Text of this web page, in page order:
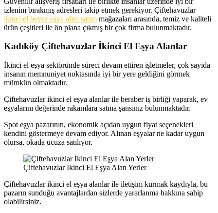
izlenim bırakmış adresleri takip etmek gerekiyor. Çiftehavuzlar
ikinci el beyaz eşya alım satım mağazaları arasında, temiz ve kaliteli
ürün çeşitleri ile ön plana çıkmış bir çok firma bulunmaktadır.
Kadıköy Çiftehavuzlar İkinci El Eşya Alanlar
İkinci el eşya sektöründe süreci devam ettiren işletmeler, çok sayıda
insanın memnuniyet noktasında iyi bir yere geldiğini görmek
mümkün olmaktadır.
Çiftehavuzlar ikinci el eşya alanlar ile beraber iş birliği yaparak, ev
eşyalarını değerinde rakamlara satma şansınız bulunmaktadır.
Spot eşya pazarının, ekonomik açıdan uygun fiyat seçenekleri
kendini göstermeye devam ediyor. Alınan eşyalar ne kadar uygun
olursa, okada ucuza satılıyor.
Çiftehavuzlar İkinci El Eşya Alan Yerler
Çiftehavuzlar ikinci el eşya alanlar ile iletişim kurmak kaydıyla, bu
pazarın sunduğu avantajlardan sizlerde yararlanma hakkına sahip
olabilirsiniz.